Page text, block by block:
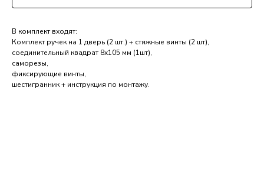
В комплект входят:
Комплект ручек на 1 дверь (2 шт.) + стяжные винты (2 шт),
соединительный квадрат 8x105 мм (1шт),
саморезы,
фиксирующие винты,
шестигранник + инструкция по монтажу.